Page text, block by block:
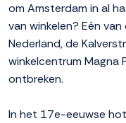
om Amsterdam in al
van winkelen? Eén
Nederland, de
winkelcentrum Magna
ontbreken.
In het 17e-eeuwse